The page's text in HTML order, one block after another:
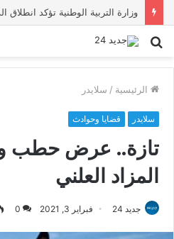
بحث
الرئيسية / سلايدر
سلايدر قضايا وحوادث
تازة.. عرض حطب
المزاد العلني
جديد 24 فبراير 3, 2021 0